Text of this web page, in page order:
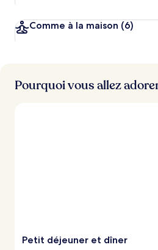
Comme à la maison (6)
Pourquoi vous allez
Petit déjeuner et dîner